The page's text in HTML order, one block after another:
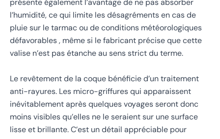
présente également l’avantage de ne pas absorber
l’humidité, ce qui limite les désagréments en cas de
pluie sur le tarmac ou de conditions météorologiques
défavorables , même si le fabricant précise que cette
valise n’est pas étanche au sens strict du terme.
Le revêtement de la coque bénéficie d’un traitement
anti-rayures. Les micro-griffures qui apparaissent
inévitablement après quelques voyages seront donc
moins visibles qu’elles ne le seraient sur une surface
lisse et brillante. C’est un détail appréciable pour